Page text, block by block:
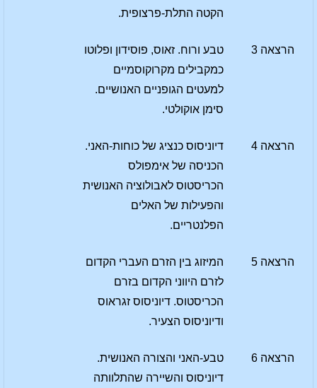
הקטה התלת-פרצופית.
הרצאה 3
טבע ורוח. זאוס, פוסידון ופלוטו
כמקבילים מקרוקוסמיים
למעטים הגופניים האנושיים.
סימן אוקולטי.
הרצאה 4
דיוניסוס כנציג של כוחות-האני.
הכניסה של אימפולס
הכריסטוס לאבולוציה האנושית
והפעילות של האלים
הפלנטריים.
הרצאה 5
המיזוג בין הזרם העברי הקדום
לזרם היווני הקדום בזרם
הכריסטוס. דיוניסוס זגראוס
ודיוניסוס הצעיר.
הרצאה 6
טבע-האני והצורה האנושית.
דיוניסוס והשיירה שהתלוותה